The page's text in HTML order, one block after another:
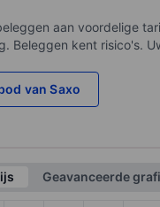
aan voordelige
Beleggen kent risico's.
van Saxo
Geavanceerde